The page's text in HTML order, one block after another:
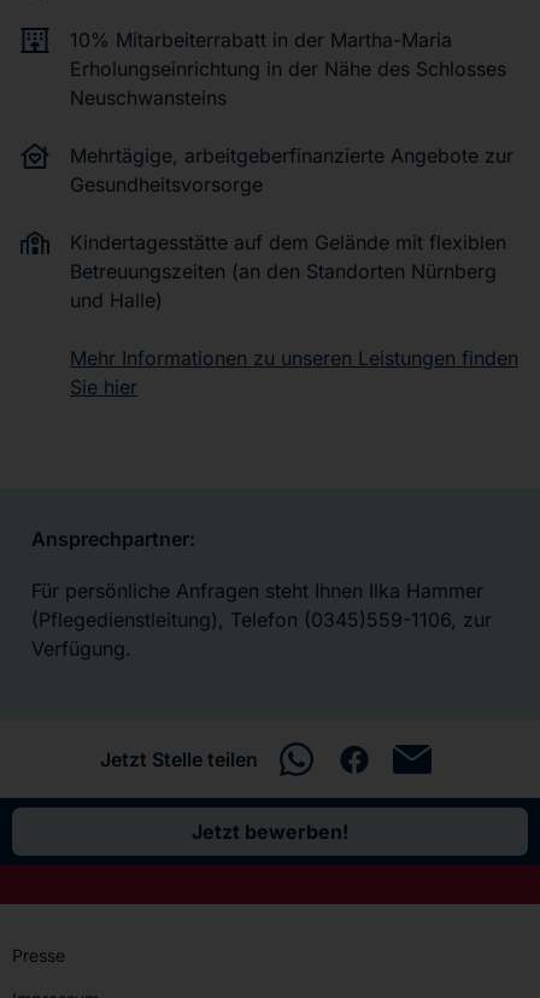
10% Mitarbeiterrabatt in der Martha-Maria
Erholungseinrichtung in der Nähe des Schlosses
Neuschwansteins
Mehrtägige, arbeitgeberfinanzierte Angebote zur
Gesundheitsvorsorge
Kindertagesstätte auf dem Gelände mit flexiblen
Betreuungszeiten (an den Standorten Nürnberg
und Halle)
Mehr Informationen zu unseren Leistungen finden
Sie hier
Ansprechpartner:
Für persönliche Anfragen steht Ihnen Ilka Hammer
(Pflegedienstleitung), Telefon (0345)559-1106, zur
Verfügung.
Jetzt Stelle teilen
Jetzt bewerben!
Presse